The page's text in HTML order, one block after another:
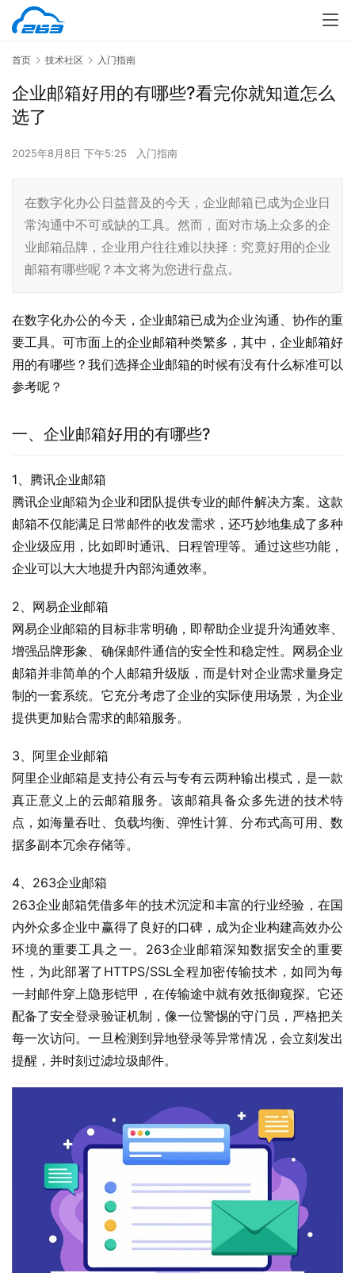
首页 技术社区 入门指南
企业邮箱好用的有哪些?看完你就知道怎么
选了
2025年8月8日 下午5:25 入门指南
在数字化办公日益普及的今天，企业邮箱已成为企业日
常沟通中不可或缺的工具。然而，面对市场上众多的企
业邮箱品牌，企业用户往往难以抉择：究竟好用的企业
邮箱有哪些呢？本文将为您进行盘点。
在数字化办公的今天，企业邮箱已成为企业沟通、协作的重
要工具。可市面上的企业邮箱种类繁多，其中，企业邮箱好
用的有哪些？我们选择企业邮箱的时候有没有什么标准可以
参考呢？
一、企业邮箱好用的有哪些?
1、腾讯企业邮箱
腾讯企业邮箱为企业和团队提供专业的邮件解决方案。这款
邮箱不仅能满足日常邮件的收发需求，还巧妙地集成了多种
企业级应用，比如即时通讯、日程管理等。通过这些功能，
企业可以大大地提升内部沟通效率。
2、网易企业邮箱
网易企业邮箱的目标非常明确，即帮助企业提升沟通效率、
增强品牌形象、确保邮件通信的安全性和稳定性。网易企业
邮箱并非简单的个人邮箱升级版，而是针对企业需求量身定
制的一套系统。它充分考虑了企业的实际使用场景，为企业
提供更加贴合需求的邮箱服务。
3、阿里企业邮箱
阿里企业邮箱是支持公有云与专有云两种输出模式，是一款
真正意义上的云邮箱服务。该邮箱具备众多先进的技术特
点，如海量吞吐、负载均衡、弹性计算、分布式高可用、数
据多副本冗余存储等。
4、263企业邮箱
263企业邮箱凭借多年的技术沉淀和丰富的行业经验，在国
内外众多企业中赢得了良好的口碑，成为企业构建高效办公
环境的重要工具之一。263企业邮箱深知数据安全的重要
性，为此部署了HTTPS/SSL全程加密传输技术，如同为每
一封邮件穿上隐形铠甲，在传输途中就有效抵御窥探。它还
配备了安全登录验证机制，像一位警惕的守门员，严格把关
每一次访问。一旦检测到异地登录等异常情况，会立刻发出
提醒，并时刻过滤垃圾邮件。